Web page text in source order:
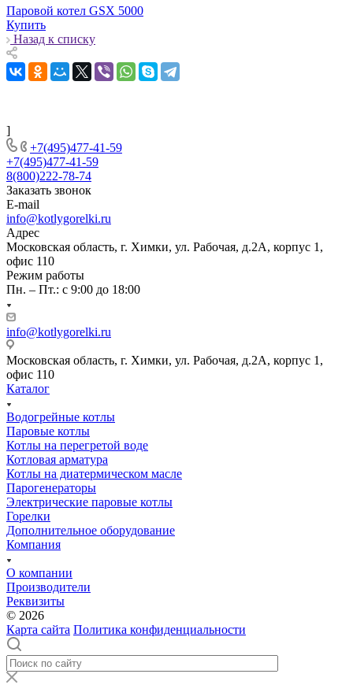
Паровой котел GSX 5000
Купить
Назад к списку
]
+7(495)477-41-59
+7(495)477-41-59
8(800)222-78-74
Заказать звонок
E-mail
info@kotlygorelki.ru
Адрес
Московская область, г. Химки, ул. Рабочая, д.2А, корпус 1,
офис 110
Режим работы
Пн. – Пт.: с 9:00 до 18:00
info@kotlygorelki.ru
Московская область, г. Химки, ул. Рабочая, д.2А, корпус 1,
офис 110
Каталог
Водогрейные котлы
Паровые котлы
Котлы на перегретой воде
Котловая арматура
Котлы на диатермическом масле
Парогенераторы
Электрические паровые котлы
Горелки
Дополнительное оборудование
Компания
О компании
Производители
Реквизиты
© 2026
Карта сайта Политика конфиденциальности